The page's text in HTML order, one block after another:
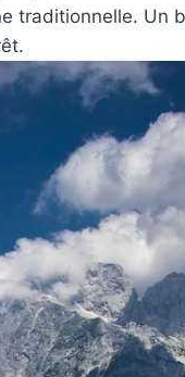
traditionnelle. Un